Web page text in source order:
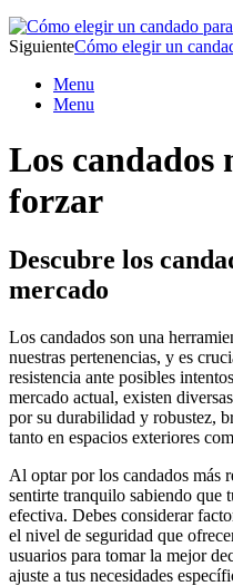
SiguienteCómo elegir un
Menu
Menu
Los candados
forzar
Descubre los
mercado
Los candados son una
nuestras pertenencias, y es
resistencia ante posibles
mercado actual, existen
por su durabilidad y robustez,
tanto en espacios exteriores
Al optar por los candados más
sentirte tranquilo sabiendo que
efectiva. Debes considerar
el nivel de seguridad que
usuarios para tomar la mejor
ajuste a tus necesidades